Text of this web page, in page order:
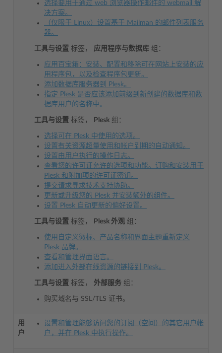
选择要用于通过 web 浏览器操作邮件的 webmail 解
决方案。
（仅限于 Linux）设置基于 Mailman 的邮件列表服务
器。
工具与设置 标签， 应用程序与数据库 组：
应用百宝箱：安装、配置和移除可在网站上安装的应
用程序包，以及检查程序包更新。
添加数据库服务器到 Plesk。
指定 Plesk 是否应该添加前缀到新创建的数据库和数
据库用户的名称中。
工具与设置 标签， Plesk 组：
选择可在 Plesk 中使用的选项。
设置有关资源超量使用和帐户到期的自动通知。
设置由用户执行的操作日志。
查看您的许可证允许的选项和功能。订购和安装用于
Plesk 和附加项的许可证密钥。
提交请求寻求技术支持协助。
更新或升级您的 Plesk 并安装额外的组件。
设置 Plesk 自动更新的偏好设置。
工具与设置 标签， Plesk 外观 组：
使用自定义徽标、产品名称和界面主题重新定义
Plesk 品牌。
查看和管理界面语言。
添加进入外部在线资源的链接到 Plesk。
工具与设置 标签， 外部服务 组：
购买域名与 SSL/TLS 证书。
用
户
设置和管理能够访问您的订阅（空间）的其它用户帐
户，并在 Plesk 中执行操作。